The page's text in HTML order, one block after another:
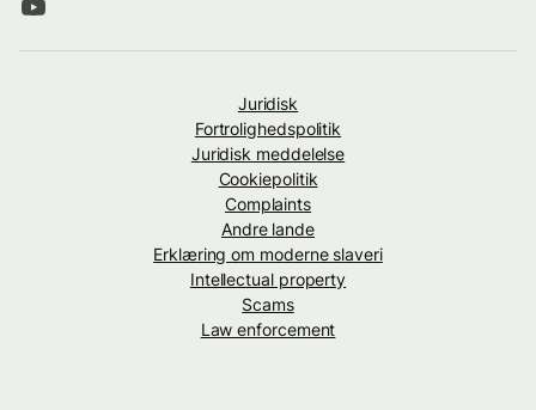
Juridisk
Fortrolighedspolitik
Juridisk meddelelse
Cookiepolitik
Complaints
Andre lande
Erklæring om moderne slaveri
Intellectual property
Scams
Law enforcement